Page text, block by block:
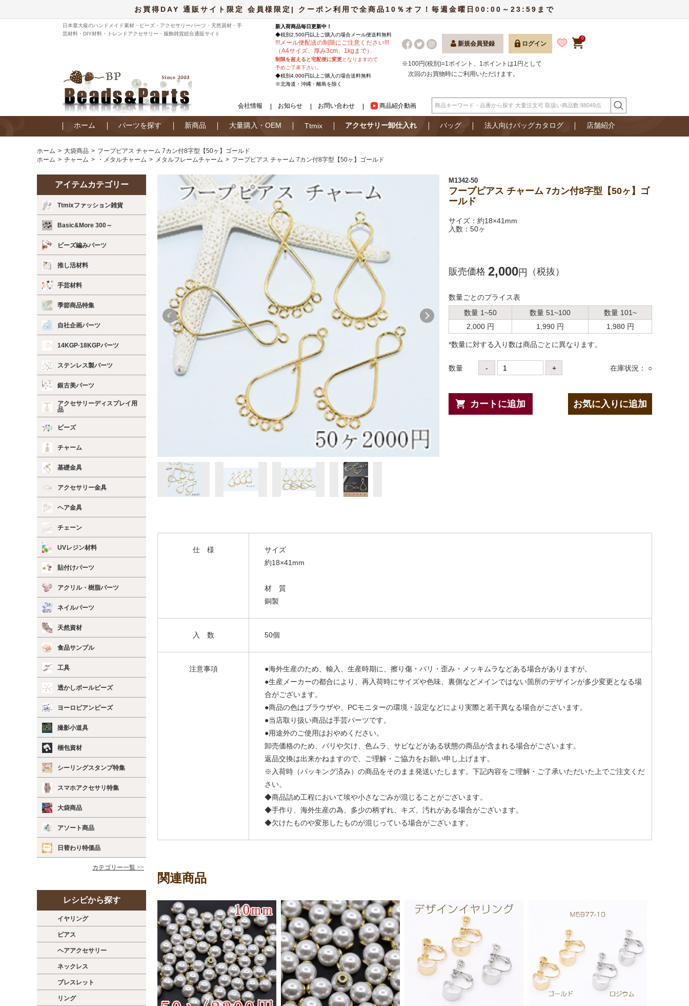
お買得DAY 通販サイト限定 会員様限定| クーポン利用で全商品10％オフ！毎週金曜日00:00～23:59まで
日本最大級のハンドメイド素材・ビーズ・アクセサリーパーツ・天然資材・手
芸材料・DIY材料・トレンドアクセサリー・服飾雑貨総合通販サイト
新入荷商品毎日更新中！
◆税別2,500円以上ご購入の場合 メール便送料無料
!!!メール便配送の制限にご注意ください!!!
（A4サイズ、厚み3cm、1kgまで）
制限を超えると宅配便に変更となりますので
予めご了承下さい。
◆税別4,000円以上ご購入の場合送料無料
※北海道・沖縄・離島を除く
新規会員登録 ログイン
0
※100円(税別)=1ポイント、1ポイントは1円として
次回のお買物時にご利用いただけます。
会社情報 お知らせ お問い合わせ 商品紹介動画
ホーム パーツを探す 新商品 大量購入・OEM Ttmix アクセサリー卸仕入れ バッグ 法人向けバッグカタログ 店舗紹介
ホーム 大袋商品
フープピアス チャーム 7カン付8字型【50ヶ】ゴールド
ホーム
チャーム ・メタルチャーム メタルフレームチャーム フープピアス チャーム 7カン付8字型【50ヶ】ゴールド
アイテムカテゴリー
Ttmixファッション雑貨
Basic&More 300～
ビーズ編みパーツ
推し活材料
手芸材料
季節商品特集
自社企画パーツ
14KGP·18KGPパーツ
ステンレス製パーツ
銀古美パーツ
アクセサリーディスプレイ用
品
ビーズ
チャーム
基礎金具
アクセサリー金具
ヘア金具
チェーン
UVレジン材料
貼付けパーツ
アクリル・樹脂パーツ
ネイルパーツ
天然資材
食品サンプル
工具
透かしボールビーズ
ヨーロピアンビーズ
撮影小道具
梱包資材
シーリングスタンプ特集
スマホアクセサリ特集
大袋商品
アソート商品
日替わり特価品
カテゴリー一覧 >>
レシピから探す
イヤリング
ピアス
ヘアアクセサリー
ネックレス
ブレスレット
リング
M1342-50
フープピアス チャーム 7カン付8字型【50ヶ】ゴ
ールド
サイズ：約18×41mm
入数：50ヶ
販売価格 2,000円 （税抜）
数量ごとのプライス表
数量 1~50
数量 51~100
数量 101~
2,000 円
1,990 円 1,980 円
*数量に対する⼊り数は商品ごとに異なります。
数量 - + 在庫状況： ○
カートに追加 お気に入りに追加
仕 様
サイズ
約18×41mm
材 質
銅製
入 数 50個
注意事項
●海外生産のため、輸入、生産時期に、擦り傷・バリ・歪み・メッキムラなどある場合がありますが。
●生産メーカーの都合により、再入荷時にサイズや色味、裏側などメインではない箇所のデザインが多少変更となる場
合がございます。
●商品の色はブラウザや、PCモニターの環境・設定などにより実際と若干異なる場合がございます。
●当店取り扱い商品は手芸パーツです。
●用途外のご使用はおやめください。
卸売価格のため、バリや欠け、色ムラ、サビなどがある状態の商品が含まれる場合がございます。
返品交換は出来かねますので、ご理解・ご協力をお願い申し上げます。
※入荷時（パッキング済み）の商品をそのまま発送いたします。下記内容をご理解・ご了承いただいた上でご注文くだ
さい。
◆商品詰め工程において埃や小さなごみが混じることがございます。
◆手作り、海外生産の為、多少の柄ずれ、キズ、汚れがある場合がございます。
◆欠けたものや変形したものが混じっている場合がございます。
関連商品